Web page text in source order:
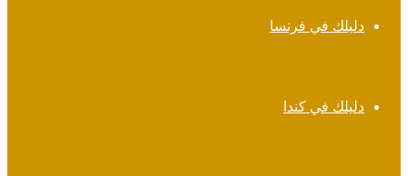
دليلك في فرنسا
دليلك في كندا